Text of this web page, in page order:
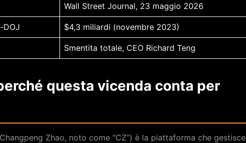
Wall Street Journal, 23 maggio 2026
DOJ $4,3 miliardi (novembre 2023)
Smentita totale, CEO Richard Teng
questa vicenda conta per
Zhao, noto come “CZ”) è la piattaforma che gestisce